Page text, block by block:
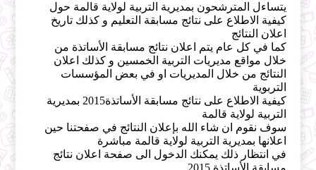
يتساءل المترشحون بمديرية التربية لولاية قالمة حول
كيفية الاطلاع على نتائج مسابقة التعليم و كذلك تاريخ
اعلان النتائج
كما في كل عام يتم اعلان نتائج مسابقة الأساتذة من
خلال مواقع مديريات التربية الخمسين و كذلك اعلان
النتائج من خلال المديريات او في بعض المؤسسات
التربوية
كيفية الاطلاع على نتائج مسابقة الأساتذة2015 بمديرية
التربية لولاية قالمة
سوف نقوم ان شاء الله بإعلان النتائج في صفحتنا حين
اعلانها بمديرية التربية لولاية قالمة مباشرة
في انتظار ذلك يمكنك الدخول الى صفحة اعلان نتائج
مسابقة الأساتذة 2015